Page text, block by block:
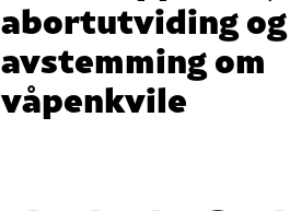
abortutviding og
avstemming om
våpenkvile